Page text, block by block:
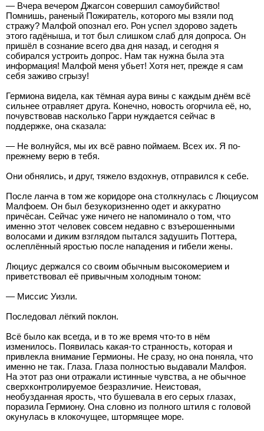
— Вчера вечером Джагсон совершил самоубийство!
Помнишь, раненый Пожиратель, которого мы взяли под
стражу? Малфой опознал его. Рон успел здорово задеть
этого гадёныша, и тот был слишком слаб для допроса. Он
пришёл в сознание всего два дня назад, и сегодня я
собирался устроить допрос. Нам так нужна была эта
информация! Малфой меня убьет! Хотя нет, прежде я сам
себя заживо сгрызу!
Гермиона видела, как тёмная аура вины с каждым днём всё
сильнее отравляет друга. Конечно, новость огорчила её, но,
почувствовав насколько Гарри нуждается сейчас в
поддержке, она сказала:
— Не волнуйся, мы их всё равно поймаем. Всех их. Я по-
прежнему верю в тебя.
Они обнялись, и друг, тяжело вздохнув, отправился к себе.
После ланча в том же коридоре она столкнулась с Люциусом
Малфоем. Он был безукоризненно одет и аккуратно
причёсан. Сейчас уже ничего не напоминало о том, что
именно этот человек совсем недавно с взъерошенными
волосами и диким взглядом пытался задушить Поттера,
ослеплённый яростью после нападения и гибели жены.
Люциус держался со своим обычным высокомерием и
приветствовал её привычным холодным тоном:
— Миссис Уизли.
Последовал лёгкий поклон.
Всё было как всегда, и в то же время что-то в нём
изменилось. Появилась какая-то странность, которая и
привлекла внимание Гермионы. Не сразу, но она поняла, что
именно не так. Глаза. Глаза полностью выдавали Малфоя.
На этот раз они отражали истинные чувства, а не обычное
сверхконтролируемое безразличие. Неистовая,
необузданная ярость, что бушевала в его серых глазах,
поразила Гермиону. Она словно из полного штиля с головой
окунулась в клокочущее, штормящее море.